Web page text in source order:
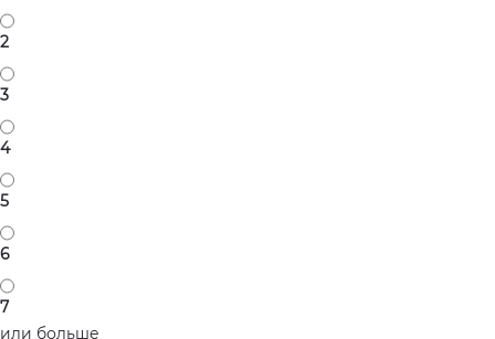
2
3
4
5
6
7
или больше